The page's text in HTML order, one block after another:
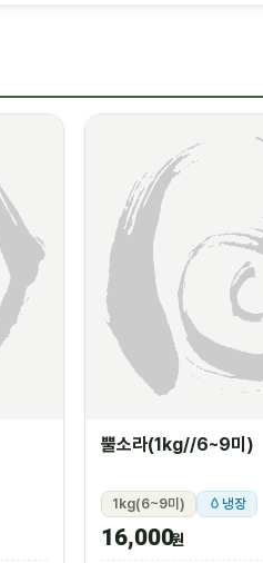
뿔소라(1kg//6~9미)
1kg(6~9미) 냉장
16,000원